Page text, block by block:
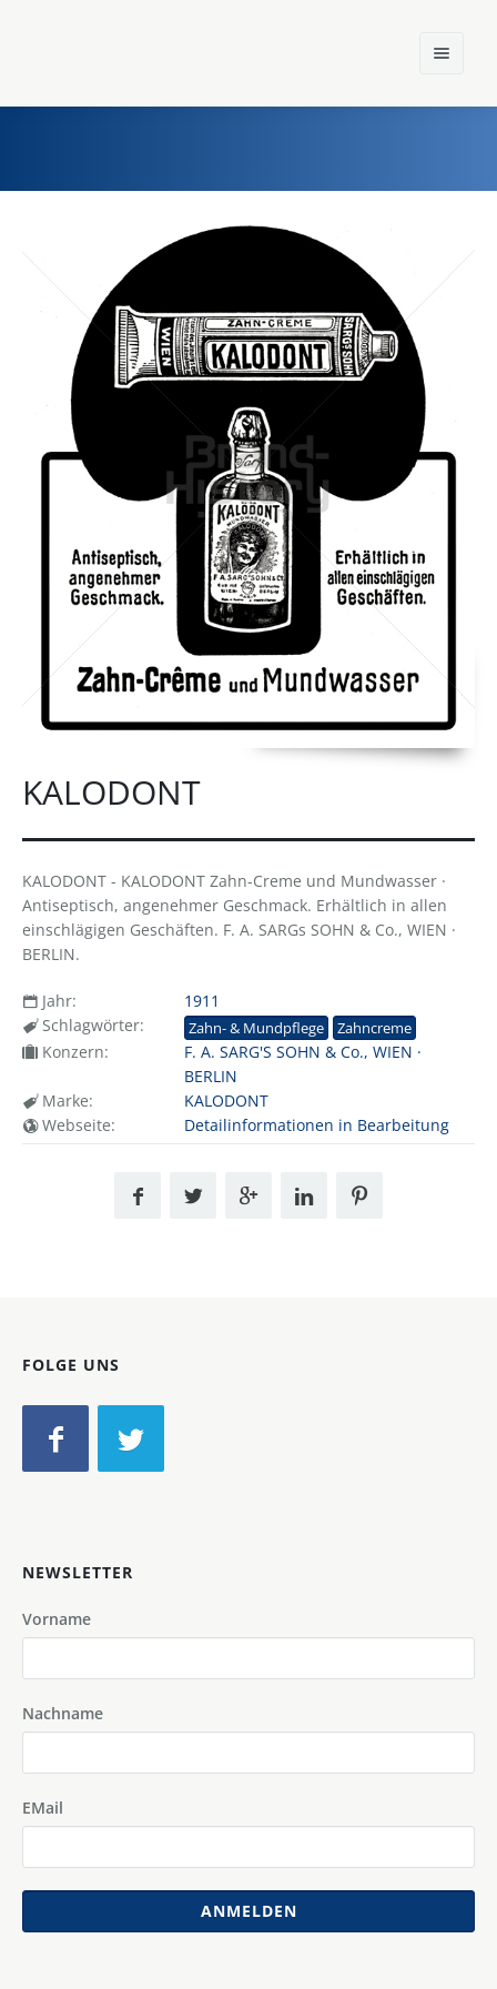
Einst und Heute
Konzerne
Epoche
KALODONT
KALODONT - KALODONT Zahn-Creme und Mundwasser ·
Antiseptisch, angenehmer Geschmack. Erhältlich in allen
einschlägigen Geschäften. F. A. SARGs SOHN & Co., WIEN ·
BERLIN.
Jahr:
1911
Schlagwörter:
Zahn- & Mundpflege Zahncreme
Konzern:
F. A. SARG'S SOHN & Co., WIEN ·
BERLIN
Marke:
KALODONT
Webseite:
Detailinformationen in Bearbeitung
FOLGE UNS
NEWSLETTER
Vorname
Nachname
EMail
ANMELDEN